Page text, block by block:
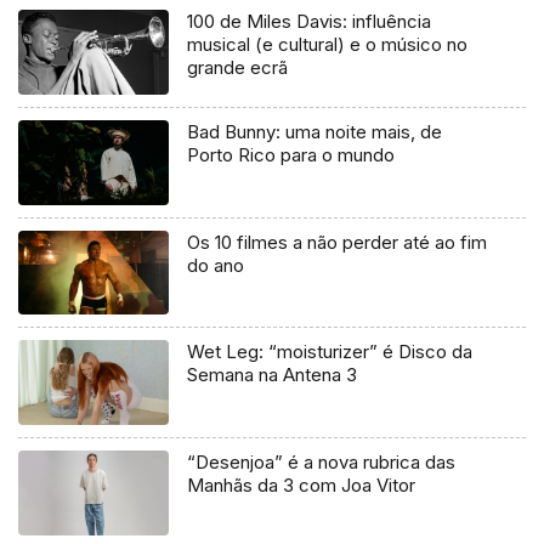
100 de Miles Davis: influência
musical (e cultural) e o músico no
grande ecrã
Bad Bunny: uma noite mais, de
Porto Rico para o mundo
Os 10 filmes a não perder até ao fim
do ano
Wet Leg: “moisturizer” é Disco da
Semana na Antena 3
“Desenjoa” é a nova rubrica das
Manhãs da 3 com Joa Vitor